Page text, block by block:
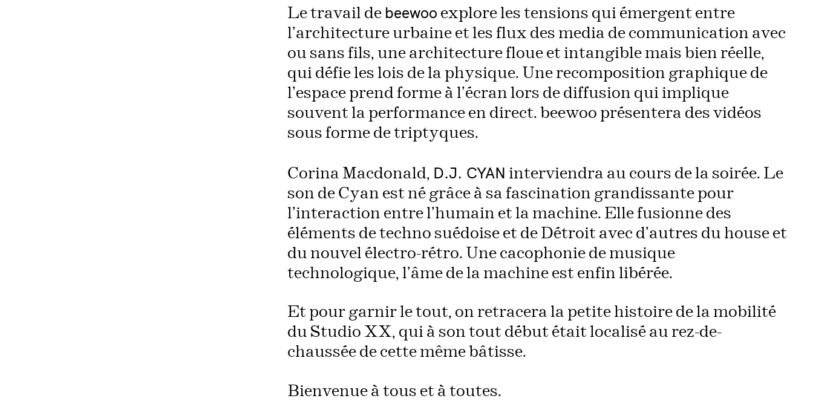
Le travail de beewoo explore les tensions qui émergent entre
l’architecture urbaine et les flux des media de communication avec
ou sans fils, une architecture floue et intangible mais bien réelle,
qui défie les lois de la physique. Une recomposition graphique de
l’espace prend forme à l’écran lors de diffusion qui implique
souvent la performance en direct. beewoo présentera des vidéos
sous forme de triptyques.
Corina Macdonald, D.J. CYAN interviendra au cours de la soirée. Le
son de Cyan est né grâce à sa fascination grandissante pour
l’interaction entre l’humain et la machine. Elle fusionne des
éléments de techno suédoise et de Détroit avec d’autres du house et
du nouvel électro-rétro. Une cacophonie de musique
technologique, l’âme de la machine est enfin libérée.
Et pour garnir le tout, on retracera la petite histoire de la mobilité
du Studio XX, qui à son tout début était localisé au rez-de-
chaussée de cette même bâtisse.
Bienvenue à tous et à toutes.